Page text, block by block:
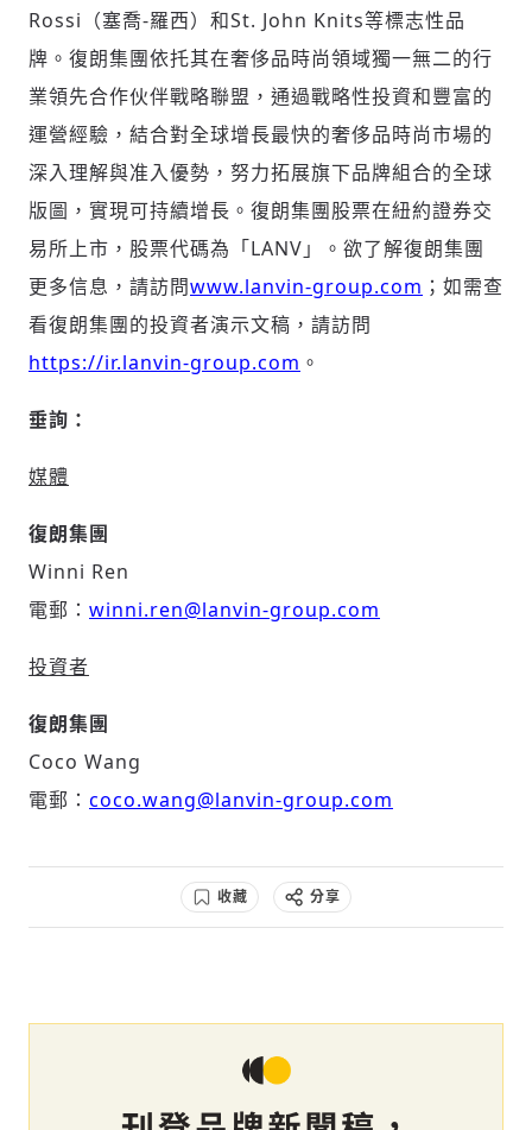
掌握國際政經脈動
參與下一波全球科技革命
請輸入發送到的驗證碼
驗證
Rossi（塞喬-羅西）和St. John Knits等標志性品
牌。復朗集團依托其在奢侈品時尚領域獨一無二的行
業領先合作伙伴戰略聯盟，通過戰略性投資和豐富的
運營經驗，結合對全球增長最快的奢侈品時尚市場的
深入理解與准入優勢，努力拓展旗下品牌組合的全球
版圖，實現可持續增長。復朗集團股票在紐約證券交
易所上市，股票代碼為「LANV」。欲了解復朗集團
更多信息，請訪問www.lanvin-group.com ；如需查
看復朗集團的投資者演示文稿，請訪問
https://ir.lanvin-group.com 。
垂詢：
媒體
復朗集團
Winni Ren
電郵： winni.ren@lanvin-group.com
投資者
復朗集團
Coco Wang
電郵： coco.wang@lanvin-group.com
收藏 分享